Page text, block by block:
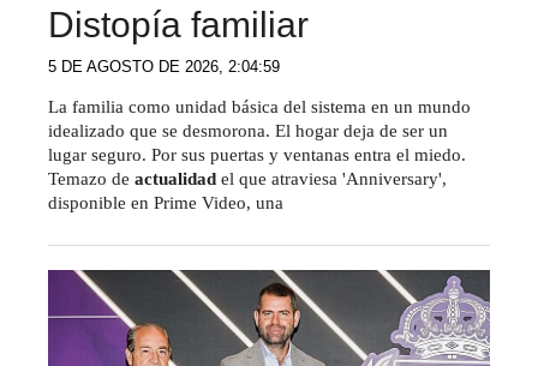
Distopía familiar
5 DE AGOSTO DE 2026, 2:04:59
La familia como unidad básica del sistema en un mundo
idealizado que se desmorona. El hogar deja de ser un
lugar seguro. Por sus puertas y ventanas entra el miedo.
Temazo de actualidad el que atraviesa 'Anniversary',
disponible en Prime Video, una